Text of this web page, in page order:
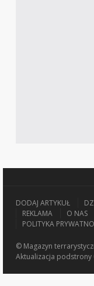
DODAJ ARTYKUŁ
REKLAMA
O NAS
POLITYKA
© Magazyn
Aktualizacja podstrony